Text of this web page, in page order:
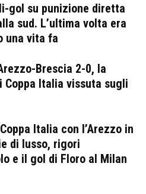
gol su punizione diretta
sud. L’ultima volta era
una vita fa
Brescia 2-0, la
Coppa Italia vissuta sugli
Italia con l’Arezzo in
di lusso, rigori
e il gol di Floro al Milan